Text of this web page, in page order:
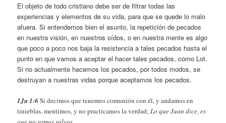
El objeto de todo cristiano debe ser de filtrar todas las
experiencias y elementos de su vida, para que se quede lo malo
afuera. Si entendemos bien el asunto, la repetición de pecados
en nuestra visión, en nuestros oídos, o en nuestra mente es algo
que poco a poco nos baja la resistencia a tales pecados hasta el
punto en que vamos a aceptar el hacer tales pecados, como Lot.
Si no actualmente hacemos los pecados, por todos modos, se
destruyan a nuestras vidas porque aceptamos los pecados.
1Jn 1:6Si decimos que tenemos comunión con él, y andamos en
tinieblas, mentimos, y no practicamos la verdad;Lo que Juan dice, es